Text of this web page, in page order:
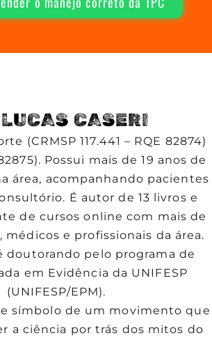
CASERI
(CRMSP 117.441 – RQE 82874)
Possui mais de 19 anos de
área, acompanhando pacientes
É autor de 13 livros e
de cursos online com mais de
médicos e profissionais da área.
doutorando pelo programa de
em Evidência da UNIFESP
(UNIFESP/EPM).
símbolo de um movimento que
a ciência por trás dos mitos do